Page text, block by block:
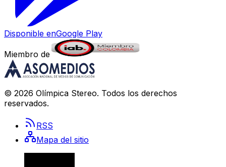
Disponible enGoogle Play
Miembro de
© 2026 Olímpica Stereo. Todos los derechos
reservados.
RSS
Mapa del sitio